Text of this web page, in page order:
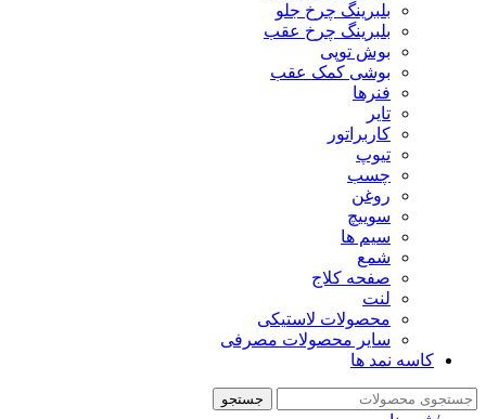
بلبرینگ چرخ جلو
بلبرینگ چرخ عقب
بوش توپی
بوشی کمک عقب
فنرها
تایر
کاربراتور
تیوپ
چسب
روغن
سوییچ
سیم ها
شمع
صفحه کلاج
لنت
محصولات لاستیکی
سایر محصولات مصرفی
کاسه نمد ها
جستجو